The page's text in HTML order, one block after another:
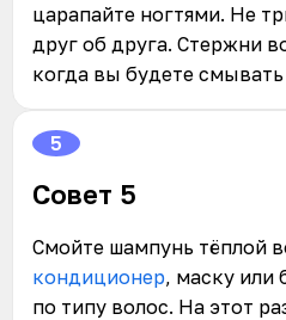
царапайте ногтями. Не
друг об друга. Стержни
когда вы будете смывать
5
Совет 5
Смойте шампунь тёплой
кондиционер, маску или
по типу волос. На этот